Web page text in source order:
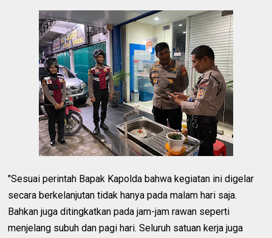
"Sesuai perintah Bapak Kapolda bahwa kegiatan ini digelar
secara berkelanjutan tidak hanya pada malam hari saja.
Bahkan juga ditingkatkan pada jam-jam rawan seperti
menjelang subuh dan pagi hari. Seluruh satuan kerja juga